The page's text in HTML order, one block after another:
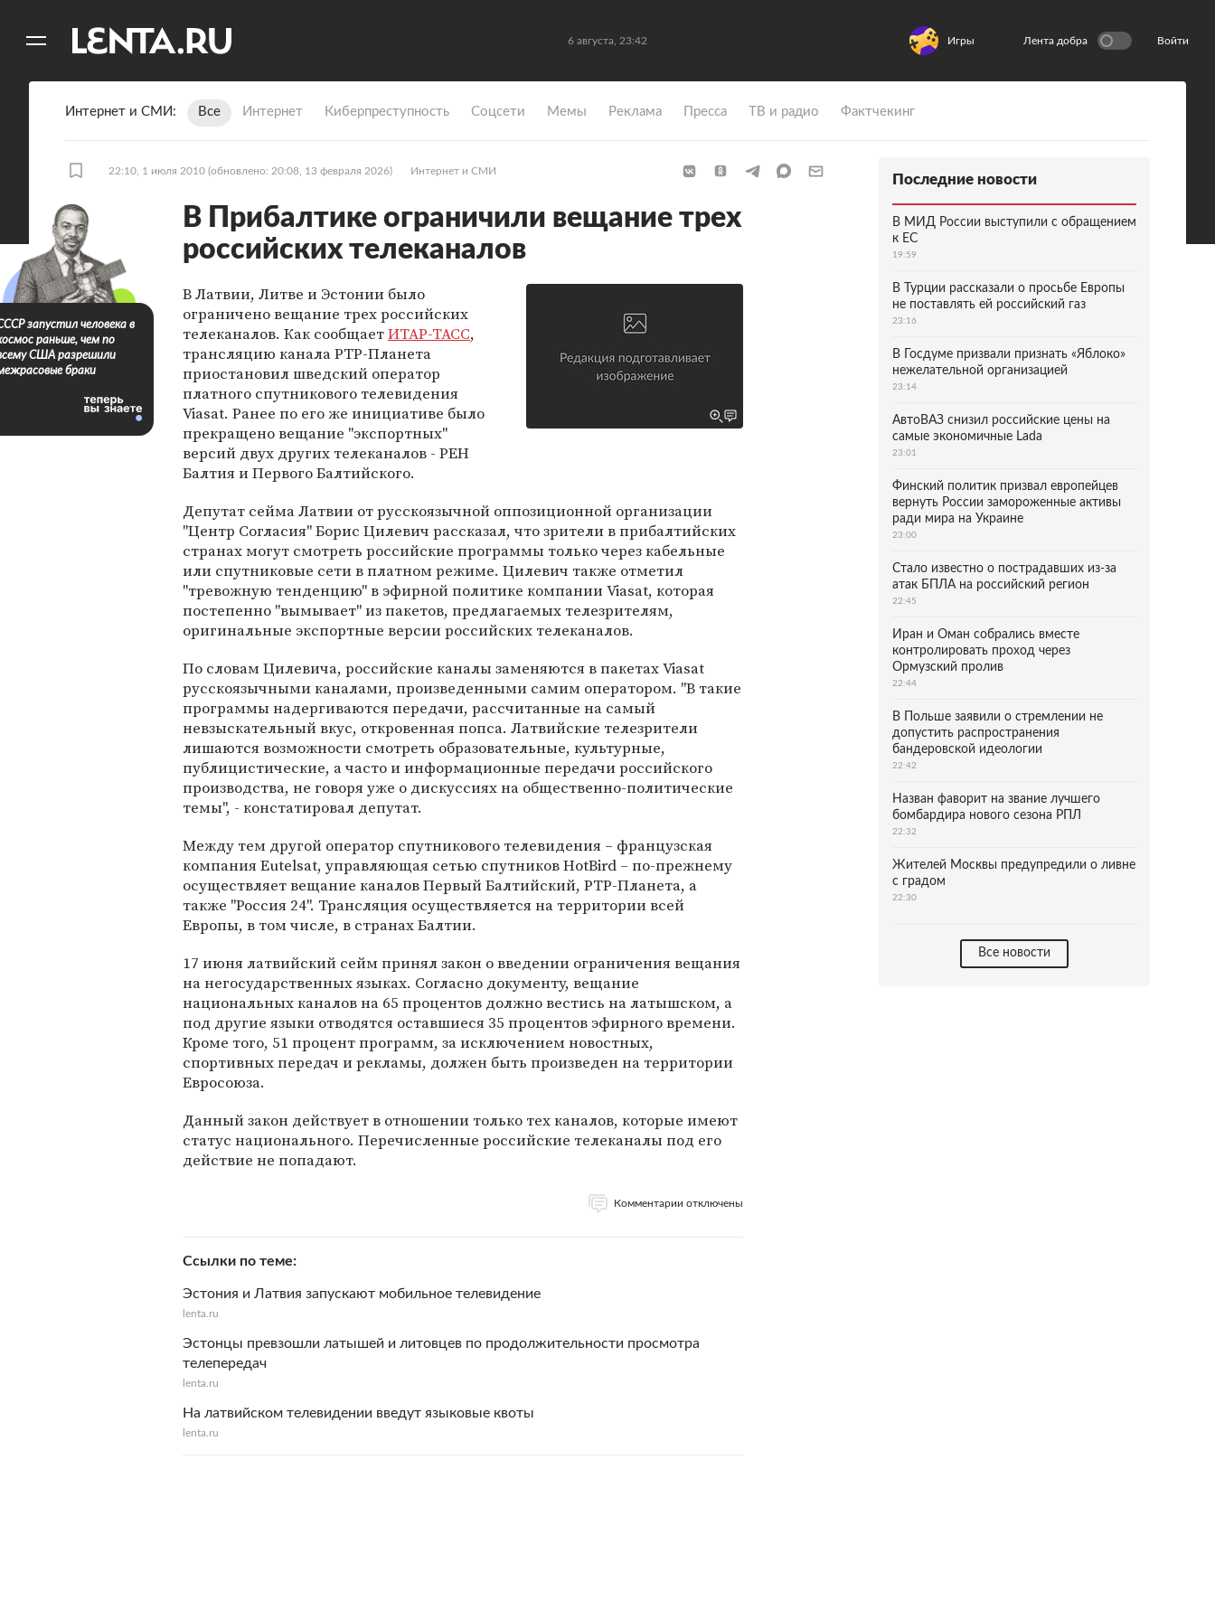
6 августа, 23:42 Игры Лента добра Войти
Интернет и СМИ Все Интернет Киберпреступность Coцсети Мемы Реклама Пресса ТВ и радио Фактчекинг
22:10, 1 июля 2010 (обновлено: 20:08, 13 февраля 2026) Интернет и СМИ
В Прибалтике ограничили вещание трех
российских телеканалов
В Латвии, Литве и Эстонии было
ограничено вещание трех российских
телеканалов. Как сообщаетИТАР-ТАСС,
трансляцию канала РТР-Планета
приостановил шведский оператор
платного спутникового телевидения
Viasat. Ранее по его же инициативе было
прекращено вещание "экспортных"
версий двух других телеканалов - РЕН
Балтия и Первого Балтийского.
Депутат сейма Латвии от русскоязычной оппозиционной организации
"Центр Согласия" Борис Цилевич рассказал, что зрители в прибалтийских
странах могут смотреть российские программы только через кабельные
или спутниковые сети в платном режиме. Цилевич также отметил
"тревожную тенденцию" в эфирной политике компании Viasat, которая
постепенно "вымывает" из пакетов, предлагаемых телезрителям,
оригинальные экспортные версии российских телеканалов.
По словам Цилевича, российские каналы заменяются в пакетах Viasat
русскоязычными каналами, произведенными самим оператором. "В такие
программы надергиваются передачи, рассчитанные на самый
невзыскательный вкус, откровенная попса. Латвийские телезрители
лишаются возможности смотреть образовательные, культурные,
публицистические, а часто и информационные передачи российского
производства, не говоря уже о дискуссиях на общественно-политические
темы", - констатировал депутат.
Между тем другой оператор спутникового телевидения – французская
компания Eutelsat, управляющая сетью спутников HotBird – по-прежнему
осуществляет вещание каналов Первый Балтийский, РТР-Планета, а
также "Россия 24". Трансляция осуществляется на территории всей
Европы, в том числе, в странах Балтии.
17 июня латвийский сейм принял закон о введении ограничения вещания
на негосударственных языках. Согласно документу, вещание
национальных каналов на 65 процентов должно вестись на латышском, а
под другие языки отводятся оставшиеся 35 процентов эфирного времени.
Кроме того, 51 процент программ, за исключением новостных,
спортивных передач и рекламы, должен быть произведен на территории
Евросоюза.
Данный закон действует в отношении только тех каналов, которые имеют
статус национального. Перечисленные российские телеканалы под его
действие не попадают.
Комментарии отключены
Ссылки по теме
Эстония и Латвия запускают мобильное телевидение
lenta.ru
Эстонцы превзошли латышей и литовцев по продолжительности просмотра
телепередач
lenta.ru
На латвийском телевидении введут языковые квоты
lenta.ru
запустил человека в
раньше, чем по
США разрешили
браки
Последние новости
В МИД России выступили с обращением
к ЕС
19:59
В Турции рассказали о просьбе Европы
не поставлять ей российский газ
23:16
В Госдуме призвали признать «Яблоко»
нежелательной организацией
23:14
АвтоВАЗ снизил российские цены на
самые экономичные Lada
23:01
Финский политик призвал европейцев
вернуть России замороженные активы
ради мира на Украине
23:00
Стало известно о пострадавших из-за
атак БПЛА на российский регион
22:45
Иран и Оман собрались вместе
контролировать проход через
Ормузский пролив
22:44
В Польше заявили о стремлении не
допустить распространения
бандеровской идеологии
22:42
Назван фаворит на звание лучшего
бомбардира нового сезона РПЛ
22:32
Жителей Москвы предупредили о ливне
с градом
22:30
Все новости